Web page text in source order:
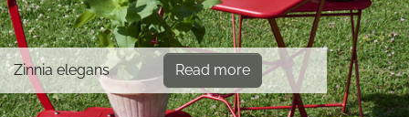
Zinnia elegans Read more